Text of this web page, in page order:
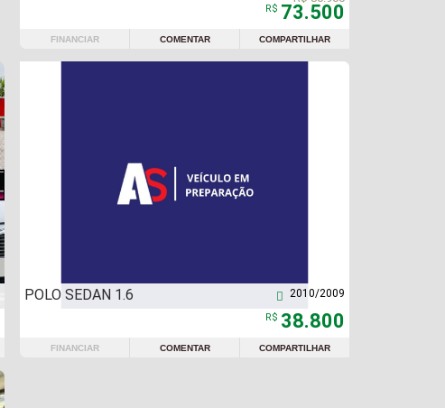
R$ 73.500
FINANCIAR COMENTAR COMPARTILHAR
POLO SEDAN 1.6 2010/2009

R$ 38.800
FINANCIAR COMENTAR COMPARTILHAR